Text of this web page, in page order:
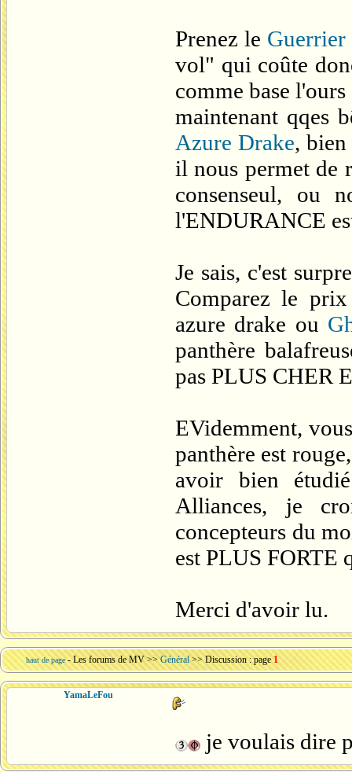
Prenez le
vol" qui coûte
comme base
maintenant qqes
Azure Drake,
il nous permet de
consenseul, ou
l'ENDURANCE
Je sais, c'est
Comparez le
azure drake ou
panthère
pas PLUS CHER
EVidemment,
panthère est
avoir bien
Alliances, je
concepteurs du
est PLUS FORTE
Merci d'avoir lu.
haut de page -Les forums de MV>>Général>> Discussion : page 1
YamaLeFou
je voulais dire